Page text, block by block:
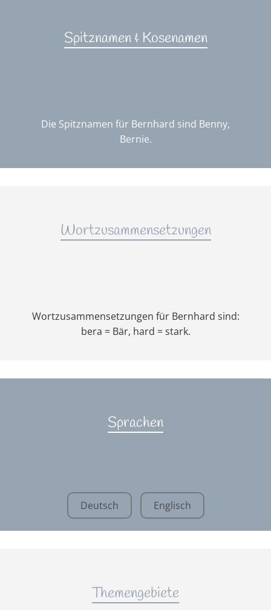
Spitznamen & Kosenamen
Die Spitznamen für Bernhard sind Benny,
Bernie.
Wortzusammensetzungen
Wortzusammensetzungen für Bernhard sind:
bera = Bär, hard = stark.
Sprachen
Deutsch Englisch
Themengebiete